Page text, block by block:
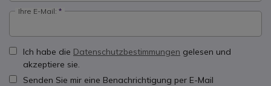
Ihre E-Mail:
Ich habe die Datenschutzbestimmungen gelesen und
akzeptiere sie.
Senden Sie mir eine Benachrichtigung per E-Mail